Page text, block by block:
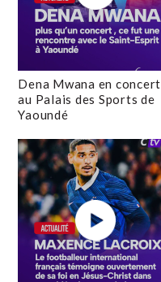
Dena Mwana en concert
au Palais des Sports de
Yaoundé